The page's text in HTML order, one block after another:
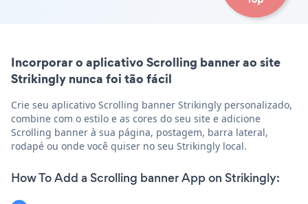
Incorporar o aplicativo Scrolling banner ao site
Strikingly nunca foi tão fácil
Crie seu aplicativo Scrolling banner Strikingly personalizado,
combine com o estilo e as cores do seu site e adicione
Scrolling banner à sua página, postagem, barra lateral,
rodapé ou onde você quiser no seu Strikingly local.
How To Add a Scrolling banner App on Strikingly: